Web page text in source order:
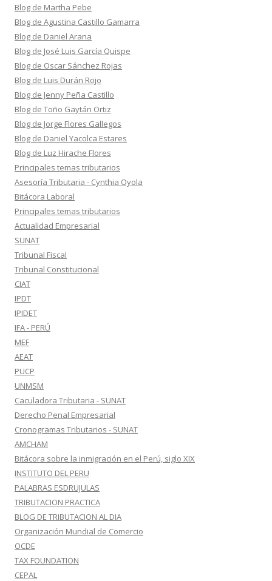
Blog de Martha Pebe
Blog de Agustina Castillo Gamarra
Blog de Daniel Arana
Blog de José Luis García Quispe
Blog de Oscar Sánchez Rojas
Blog de Luis Durán Rojo
Blog de Jenny Peña Castillo
Blog de Toño Gaytán Ortiz
Blog de Jorge Flores Gallegos
Blog de Daniel Yacolca Estares
Blog de Luz Hirache Flores
Principales temas tributarios
Asesoría Tributaria - Cynthia Oyola
Bitácora Laboral
Principales temas tributarios
Actualidad Empresarial
SUNAT
Tribunal Fiscal
Tribunal Constitucional
CIAT
IPDT
IPIDET
IFA - PERÚ
MEF
AEAT
PUCP
UNMSM
Caculadora Tributaria - SUNAT
Derecho Penal Empresarial
Cronogramas Tributarios - SUNAT
AMCHAM
Bitácora sobre la inmigración en el Perú, siglo XIX
INSTITUTO DEL PERU
PALABRAS ESDRUJULAS
TRIBUTACION PRACTICA
BLOG DE TRIBUTACION AL DIA
Organización Mundial de Comercio
OCDE
TAX FOUNDATION
CEPAL